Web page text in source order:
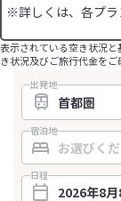
※詳しくは、各プラ
表示されている空き状況
き状況及びご旅行代金をご
出発地
宿泊地
日程